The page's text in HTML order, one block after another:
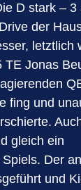
D stark – 3
der
letztlich
TE Jonas
fing und
gleich ein
Der
und